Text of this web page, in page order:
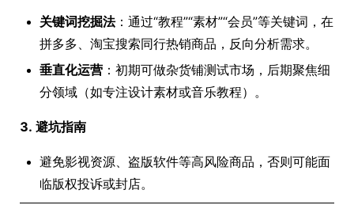
关键词挖掘法：通过“教程”“素材”“会员”等关键词，在
拼多多、淘宝搜索同行热销商品，反向分析需求。
垂直化运营 ：初期可做杂货铺测试市场，后期聚焦细
分领域（如专注设计素材或音乐教程）。
3. 避坑指南
避免影视资源、盗版软件等高风险商品，否则可能面
临版权投诉或封店。